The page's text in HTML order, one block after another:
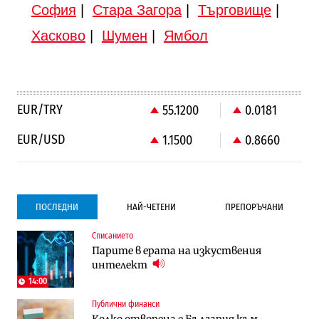
София | Стара Загора| Търговище|
Хасково| Шумен | Ямбол
EUR/TRY 55.1200
0.0181
EUR/USD
1.1500 0.8660
ПОСЛЕДНИ НАЙ-ЧЕТЕНИ ПРЕПОРЪЧАНИ
14:00
Списанието
Парите в ерата на изкуствения
интелект
Публични финанси
Градоустройство
Столична община избра изпълнител за
преместването на трамвайното
Компании
Компании
Vivacom предлага над 150 устройства с
90% отстъпка през август
Градоустройство